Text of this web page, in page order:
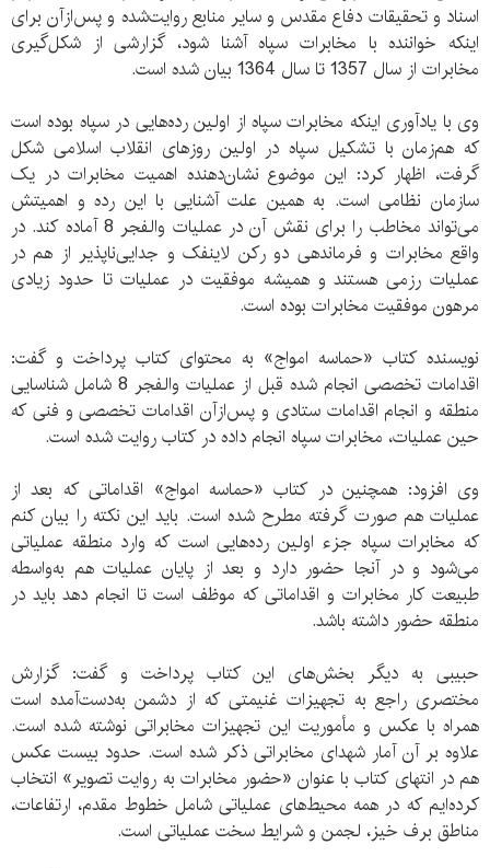
اسناد و تحقیقات دفاع مقدس و سایر منابع روایت‌شده و پس‌ازآن برای
اینکه خواننده با مخابرات سپاه آشنا شود، گزارشی از شکل‌گیری
مخابرات از سال 1357 تا سال 1364 بیان شده است.
وی با یادآوری اینکه مخابرات سپاه از اولین رده‌هایی در سپاه بوده است
که هم‌زمان با تشکیل سپاه در اولین روزهای انقلاب اسلامی شکل
گرفت، اظهار کرد: این موضوع نشان‌دهنده اهمیت مخابرات در یک
سازمان نظامی است. به همین علت آشنایی با این رده و اهمیتش
می‌تواند مخاطب را برای نقش آن در عملیات والفجر 8 آماده کند. در
واقع مخابرات و فرماندهی دو رکن لاینفک و جدایی‌ناپذیر از هم در
عملیات رزمی هستند و همیشه موفقیت در عملیات تا حدود زیادی
مرهون موفقیت مخابرات بوده است.
نویسنده کتاب «حماسه امواج» به محتوای کتاب پرداخت و گفت:
اقدامات تخصصی انجام شده قبل از عملیات والفجر 8 شامل شناسایی
منطقه و انجام اقدامات ستادی و پس‌ازآن اقدامات تخصصی و فنی که
حین عملیات، مخابرات سپاه انجام داده در کتاب روایت شده است.
وی افزود: همچنین در کتاب «حماسه امواج» اقداماتی که بعد از
عملیات هم صورت گرفته مطرح شده است. باید این نکته را بیان کنم
که مخابرات سپاه جزء اولین رده‌هایی است که وارد منطقه عملیاتی
می‌شود و در آنجا حضور دارد و بعد از پایان عملیات هم به‌واسطه
طبیعت کار مخابرات و اقداماتی که موظف است تا انجام دهد باید در
منطقه حضور داشته باشد.
حبیبی به دیگر بخش‌های این کتاب پرداخت و گفت: گزارش
مختصری راجع به تجهیزات غنیمتی که از دشمن به‌دست‌آمده است
همراه با عکس و مأموریت این تجهیزات مخابراتی نوشته شده است.
علاوه بر آن آمار شهدای مخابراتی ذکر شده است. حدود بیست عکس
هم در انتهای کتاب با عنوان «حضور مخابرات به روایت تصویر» انتخاب
کرده‌ایم که در همه محیط‌های عملیاتی شامل خطوط مقدم، ارتفاعات،
مناطق برف خیز، لجمن و شرایط سخت عملیاتی است.